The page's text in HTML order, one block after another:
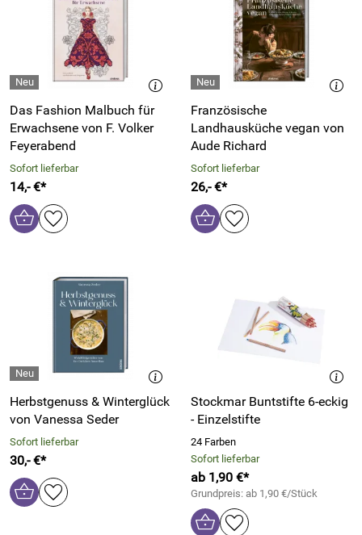
Das Fashion Malbuch für
Erwachsene von F. Volker
Feyerabend
Sofort lieferbar
14,- €*
Französische
Landhausküche vegan von
Aude Richard
Sofort lieferbar
26,- €*
Herbstgenuss & Winterglück
von Vanessa Seder
Sofort lieferbar
30,- €*
Stockmar Buntstifte 6-eckig
- Einzelstifte
24 Farben
Sofort lieferbar
ab 1,90 €*
Grundpreis: ab 1,90 €/Stück